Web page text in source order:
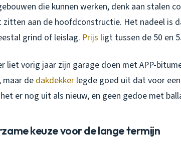
die kunnen werken, denk aan stalen
zitten aan de hoofdconstructie. Het nadeel is
grind of leislag. Prijs ligt tussen de 50 en
liet vorig jaar zijn garage doen met APP-
maar dedakdekker legde goed uit dat voor
er nog uit als nieuw, en geen gedoe met
keuze voor de lange termijn